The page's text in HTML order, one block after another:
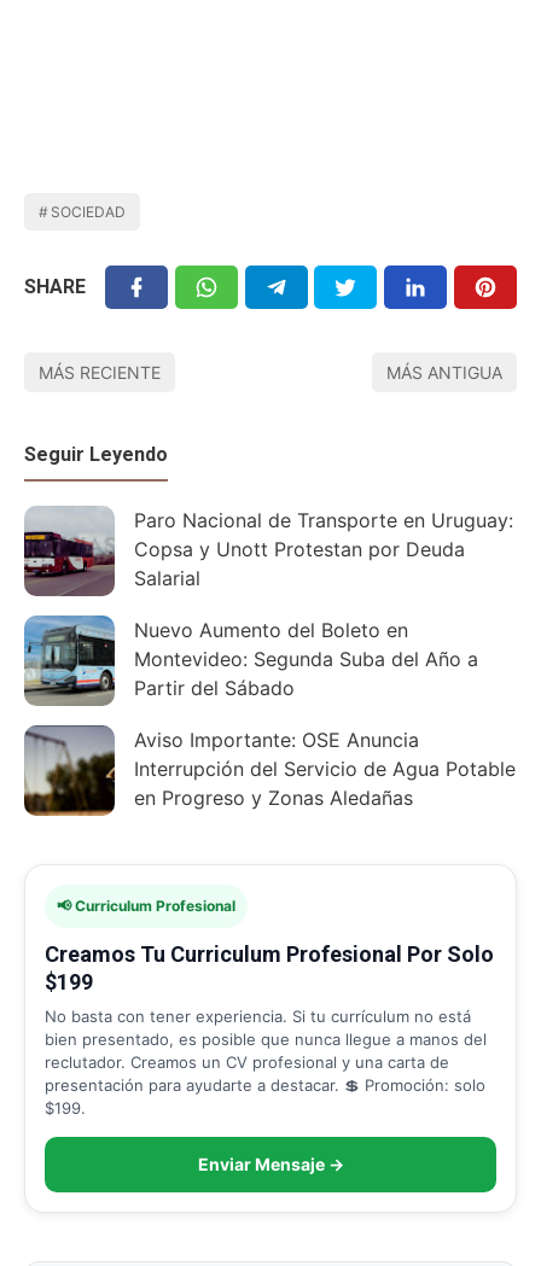
SOCIEDAD
SHARE
MÁS RECIENTE MÁS ANTIGUA
Seguir Leyendo
Paro Nacional de Transporte en Uruguay:
Copsa y Unott Protestan por Deuda
Salarial
Nuevo Aumento del Boleto en
Montevideo: Segunda Suba del Año a
Partir del Sábado
Aviso Importante: OSE Anuncia
Interrupción del Servicio de Agua Potable
en Progreso y Zonas Aledañas
📢 Curriculum Profesional
Creamos Tu Curriculum Profesional Por Solo
$199
No basta con tener experiencia. Si tu currículum no está
bien presentado, es posible que nunca llegue a manos del
reclutador. Creamos un CV profesional y una carta de
presentación para ayudarte a destacar. 💲 Promoción: solo
$199.
Enviar Mensaje →